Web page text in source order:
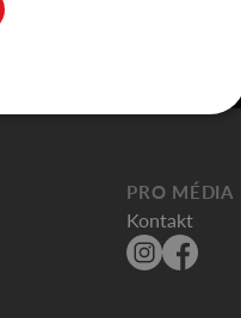
PRO MÉDIA
Kontakt